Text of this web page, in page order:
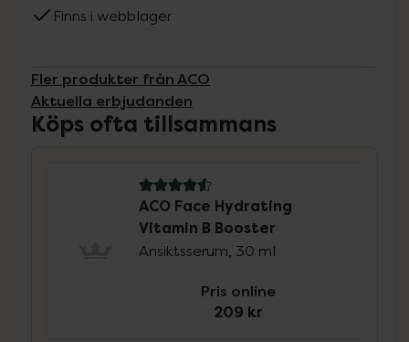
Finns i webblager
Fler produkter från ACO
Aktuella erbjudanden
Köps ofta tillsammans
4.6 av 5 i omdöme
ACO Face Hydrating
Vitamin B Booster
Ansiktsserum, 30 ml
Pris online
209 kr